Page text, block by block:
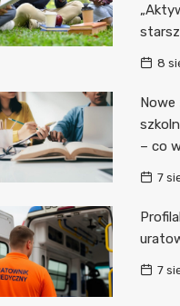
Wrzesińska
Aktywności
8
– co
7
7